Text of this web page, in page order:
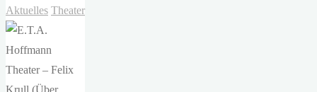
Hoffmann
Die
unendliche
Aktuelles Theater